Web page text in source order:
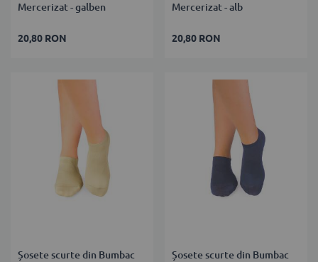
Mercerizat - galben
20,80 RON
Mercerizat - alb
20,80 RON
Șosete scurte din Bumbac
Șosete scurte din Bumbac